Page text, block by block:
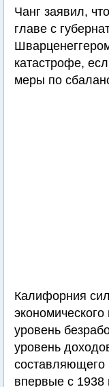
Чанг заявил,
главе с
катастрофе,
меры по
Калифорния
уровень
уровень
составляющего
впервые с 1938